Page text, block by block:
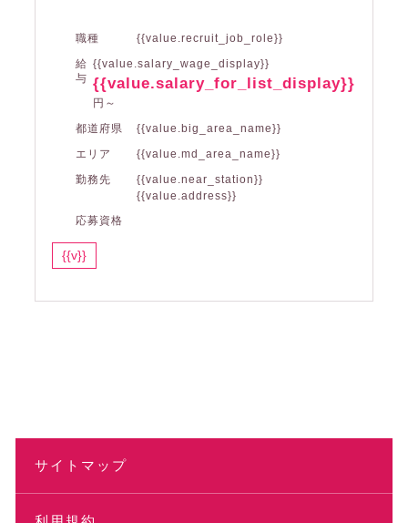
職種
{{value.recruit_job_role}}
給
与
{{value.salary_wage_display}}
{{value.salary_for_list_display}}
円～
都道府県
{{value.big_area_name}}
エリア
{{value.md_area_name}}
勤務先
{{value.near_station}}
{{value.address}}
応募資格
{{v}}
サイトマップ